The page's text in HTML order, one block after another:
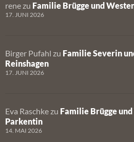
rene zu Familie Brügge und
17. JUNI 2026
Birger Pufahl zu Familie Severin
Reinshagen
17. JUNI 2026
Eva Raschke zu Familie Brügge
Parkentin
14. MAI 2026